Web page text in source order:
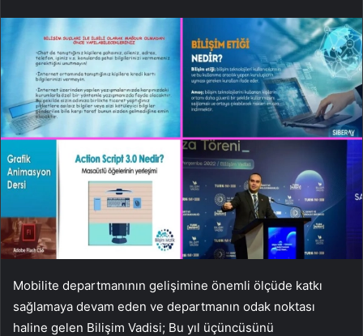
Mobilite departmanının gelişimine önemli ölçüde katkı
sağlamaya devam eden ve departmanın odak noktası
haline gelen Bilişim Vadisi; Bu yıl üçüncüsünü